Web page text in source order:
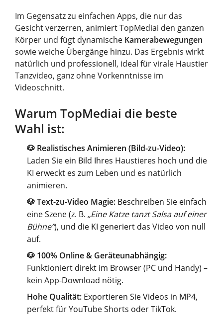
Im Gegensatz zu einfachen Apps, die nur das
Gesicht verzerren, animiert TopMediai den ganzen
Körper und fügt dynamische Kamerabewegungen
sowie weiche Übergänge hinzu. Das Ergebnis wirkt
natürlich und professionell, ideal für virale Haustier
Tanzvideo, ganz ohne Vorkenntnisse im
Videoschnitt.
Warum TopMediai die beste
Wahl ist:
🐶 Realistisches Animieren (Bild-zu-Video):
Laden Sie ein Bild Ihres Haustieres hoch und die
KI erweckt es zum Leben und es natürlich
animieren.
🐶 Text-zu-Video Magie: Beschreiben Sie einfach
eine Szene (z. B. „Eine Katze tanzt Salsa auf einer
Bühne“), und die KI generiert das Video von null
auf.
🐶 100% Online & Geräteunabhängig:
Funktioniert direkt im Browser (PC und Handy) –
kein App-Download nötig.
Hohe Qualität: Exportieren Sie Videos in MP4,
perfekt für YouTube Shorts oder TikTok.